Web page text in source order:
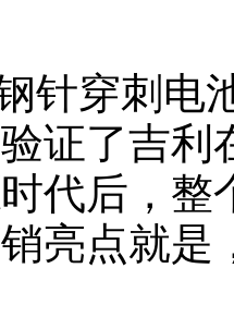
针穿刺电
证了吉
时代后，
亮点就是